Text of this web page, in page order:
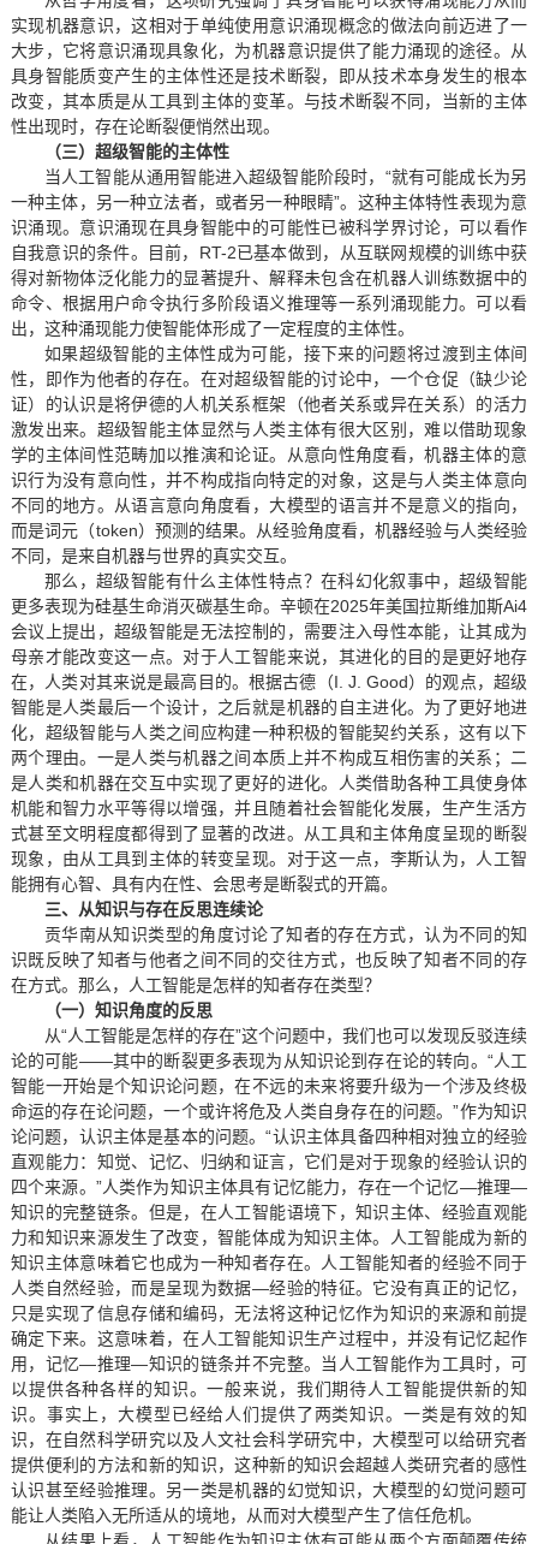
实现机器意识，这相对于单纯使用意识涌现概念的做法向前迈进了一
大步，它将意识涌现具象化，为机器意识提供了能力涌现的途径。从
具身智能质变产生的主体性还是技术断裂，即从技术本身发生的根本
改变，其本质是从工具到主体的变革。与技术断裂不同，当新的主体
性出现时，存在论断裂便悄然出现。
（三）超级智能的主体性
当人工智能从通用智能进入超级智能阶段时，“就有可能成长为另
一种主体，另一种立法者，或者另一种眼睛”。这种主体特性表现为意
识涌现。意识涌现在具身智能中的可能性已被科学界讨论，可以看作
自我意识的条件。目前，RT-2已基本做到，从互联网规模的训练中获
得对新物体泛化能力的显著提升、解释未包含在机器人训练数据中的
命令、根据用户命令执行多阶段语义推理等一系列涌现能力。可以看
出，这种涌现能力使智能体形成了一定程度的主体性。
如果超级智能的主体性成为可能，接下来的问题将过渡到主体间
性，即作为他者的存在。在对超级智能的讨论中，一个仓促（缺少论
证）的认识是将伊德的人机关系框架（他者关系或异在关系）的活力
激发出来。超级智能主体显然与人类主体有很大区别，难以借助现象
学的主体间性范畴加以推演和论证。从意向性角度看，机器主体的意
识行为没有意向性，并不构成指向特定的对象，这是与人类主体意向
不同的地方。从语言意向角度看，大模型的语言并不是意义的指向，
而是词元（token）预测的结果。从经验角度看，机器经验与人类经验
不同，是来自机器与世界的真实交互。
那么，超级智能有什么主体性特点？在科幻化叙事中，超级智能
更多表现为硅基生命消灭碳基生命。辛顿在2025年美国拉斯维加斯Ai4
会议上提出，超级智能是无法控制的，需要注入母性本能，让其成为
母亲才能改变这一点。对于人工智能来说，其进化的目的是更好地存
在，人类对其来说是最高目的。根据古德（I. J. Good）的观点，超级
智能是人类最后一个设计，之后就是机器的自主进化。为了更好地进
化，超级智能与人类之间应构建一种积极的智能契约关系，这有以下
两个理由。一是人类与机器之间本质上并不构成互相伤害的关系；二
是人类和机器在交互中实现了更好的进化。人类借助各种工具使身体
机能和智力水平等得以增强，并且随着社会智能化发展，生产生活方
式甚至文明程度都得到了显著的改进。从工具和主体角度呈现的断裂
现象，由从工具到主体的转变呈现。对于这一点，李斯认为，人工智
能拥有心智、具有内在性、会思考是断裂式的开篇。
三、从知识与存在反思连续论
贡华南从知识类型的角度讨论了知者的存在方式，认为不同的知
识既反映了知者与他者之间不同的交往方式，也反映了知者不同的存
在方式。那么，人工智能是怎样的知者存在类型？
（一）知识角度的反思
从“人工智能是怎样的存在”这个问题中，我们也可以发现反驳连续
论的可能——其中的断裂更多表现为从知识论到存在论的转向。“人工
智能一开始是个知识论问题，在不远的未来将要升级为一个涉及终极
命运的存在论问题，一个或许将危及人类自身存在的问题。”作为知识
论问题，认识主体是基本的问题。“认识主体具备四种相对独立的经验
直观能力：知觉、记忆、归纳和证言，它们是对于现象的经验认识的
四个来源。”人类作为知识主体具有记忆能力，存在一个记忆—推理—
知识的完整链条。但是，在人工智能语境下，知识主体、经验直观能
力和知识来源发生了改变，智能体成为知识主体。人工智能成为新的
知识主体意味着它也成为一种知者存在。人工智能知者的经验不同于
人类自然经验，而是呈现为数据—经验的特征。它没有真正的记忆，
只是实现了信息存储和编码，无法将这种记忆作为知识的来源和前提
确定下来。这意味着，在人工智能知识生产过程中，并没有记忆起作
用，记忆—推理—知识的链条并不完整。当人工智能作为工具时，可
以提供各种各样的知识。一般来说，我们期待人工智能提供新的知
识。事实上，大模型已经给人们提供了两类知识。一类是有效的知
识，在自然科学研究以及人文社会科学研究中，大模型可以给研究者
提供便利的方法和新的知识，这种新的知识会超越人类研究者的感性
认识甚至经验推理。另一类是机器的幻觉知识，大模型的幻觉问题可
能让人类陷入无所适从的境地，从而对大模型产生了信任危机。